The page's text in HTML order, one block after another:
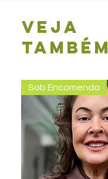
Veja
também
Sob Encomenda